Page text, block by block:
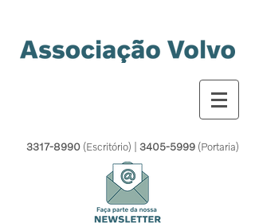
3317-8990 (Escritório) | 3405-5999(Portaria)